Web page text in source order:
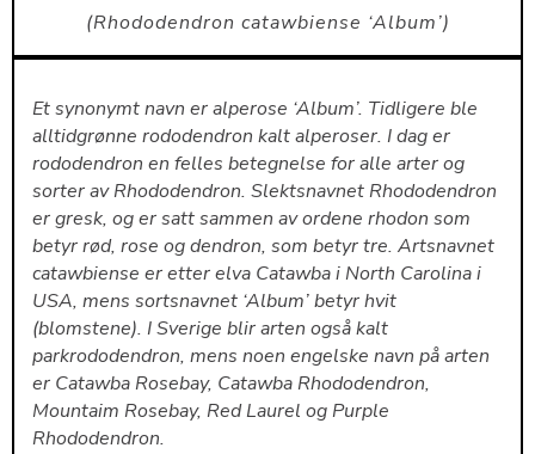
Rhododendron catawbiense ‘Album’
Et synonymt navn er alperose ‘Album’. Tidligere ble
alltidgrønne rododendron kalt alperoser. I dag er
rododendron en felles betegnelse for alle arter og
sorter av Rhododendron. Slektsnavnet Rhododendron
er gresk, og er satt sammen av ordene rhodon som
betyr rød, rose og dendron, som betyr tre. Artsnavnet
catawbiense er etter elva Catawba i North Carolina i
USA, mens sortsnavnet ‘Album’ betyr hvit
(blomstene). I Sverige blir arten også kalt
parkrododendron, mens noen engelske navn på arten
er Catawba Rosebay, Catawba Rhododendron,
Mountaim Rosebay, Red Laurel og Purple
Rhododendron.